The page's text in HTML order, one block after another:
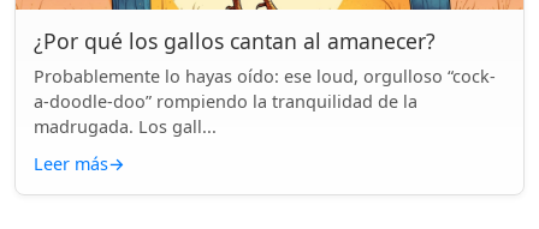
¿Por qué los gallos cantan al amanecer?
Probablemente lo hayas oído: ese loud, orgulloso “cock-
a-doodle-doo” rompiendo la tranquilidad de la
madrugada. Los gall...
Leer más→